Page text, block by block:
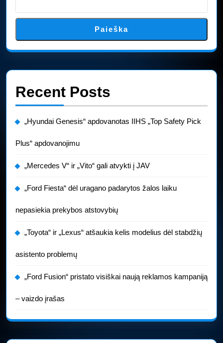
Paieška
Recent Posts
„Hyundai Genesis“ apdovanotas IIHS „Top Safety Pick
Plus“ apdovanojimu
„Mercedes V“ ir „Vito“ gali atvykti į JAV
„Ford Fiesta“ dėl uragano padarytos žalos laiku
nepasiekia prekybos atstovybių
„Toyota“ ir „Lexus“ atšaukia kelis modelius dėl stabdžių
asistento problemų
„Ford Fusion“ pristato visiškai naują reklamos kampaniją
– vaizdo įrašas